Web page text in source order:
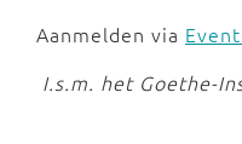
Aanmelden via
I.s.m. het Goethe-